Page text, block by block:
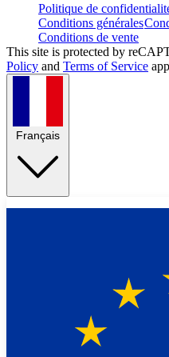
Politique de
Conditions générales
Conditions de vente
This site is protected by
Policy and Terms of Service
Français